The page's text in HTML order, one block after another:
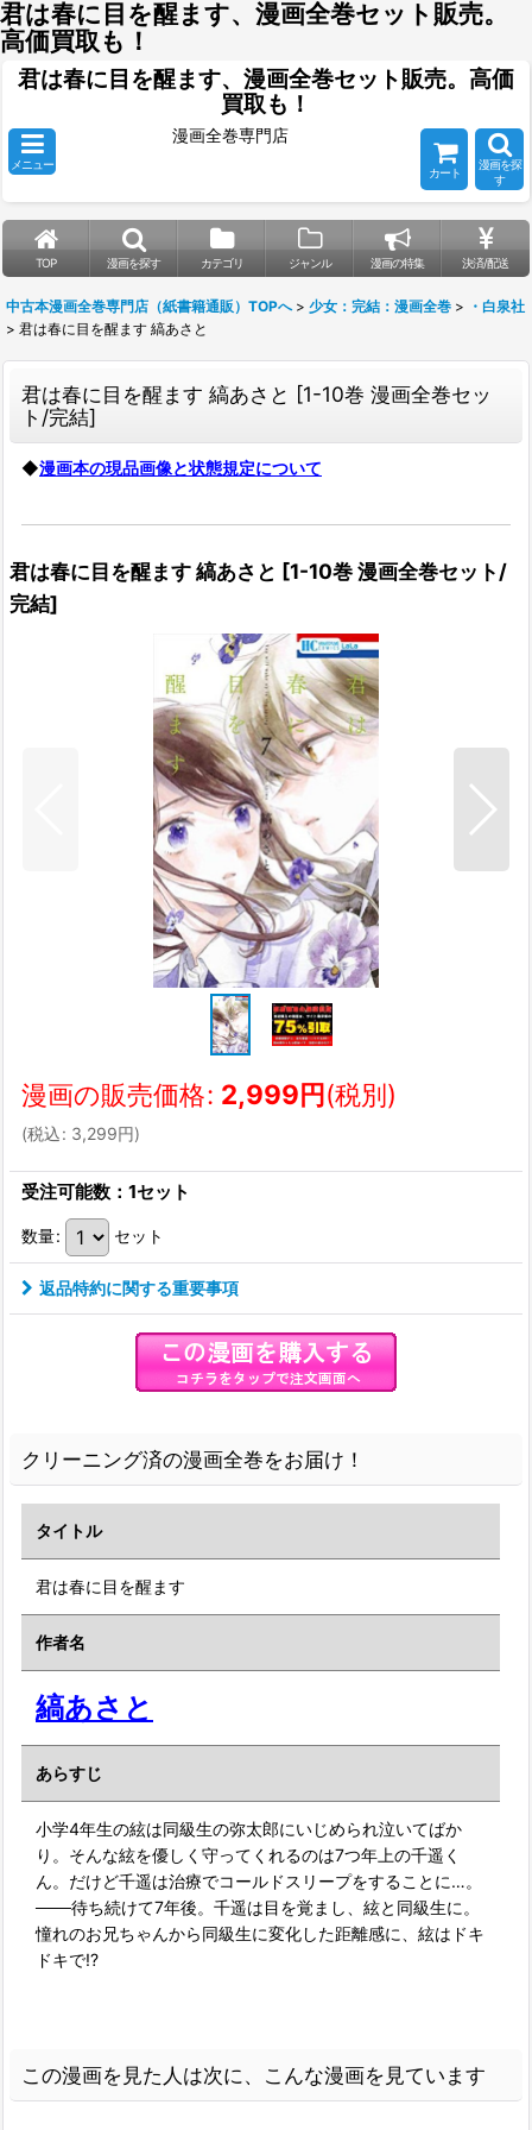
君は春に目を醒ます、漫画全巻セット販売。
高価買取も！
君は春に目を醒ます、漫画全巻セット販売。高価
買取も！
メニュー
漫画全巻専門店
カート
漫画を探
す
TOP 漫画を探す カテゴリ ジャンル 漫画の特集 決済/配送
中古本漫画全巻専門店（紙書籍通販）TOPへ > 少女：完結：漫画全巻 > ・白泉社
> 君は春に目を醒ます 縞あさと
君は春に目を醒ます 縞あさと [1-10巻 漫画全巻セッ
ト/完結]
◆漫画本の現品画像と状態規定について
君は春に目を醒ます 縞あさと [1-10巻 漫画全巻セット/
完結]
漫画の販売価格: 2,999円(税別)
(税込: 3,299円)
受注可能数：1セット
数量: セット
返品特約に関する重要事項
クリーニング済の漫画全巻をお届け！
タイトル
君は春に目を醒ます
作者名
縞あさと
あらすじ
小学4年生の絃は同級生の弥太郎にいじめられ泣いてばか
り。そんな絃を優しく守ってくれるのは7つ年上の千遥く
ん。だけど千遥は治療でコールドスリープをすることに…。
───待ち続けて7年後。千遥は目を覚まし、絃と同級生に。
憧れのお兄ちゃんから同級生に変化した距離感に、絃はドキ
ドキで!?
この漫画を見た人は次に、こんな漫画を見ています